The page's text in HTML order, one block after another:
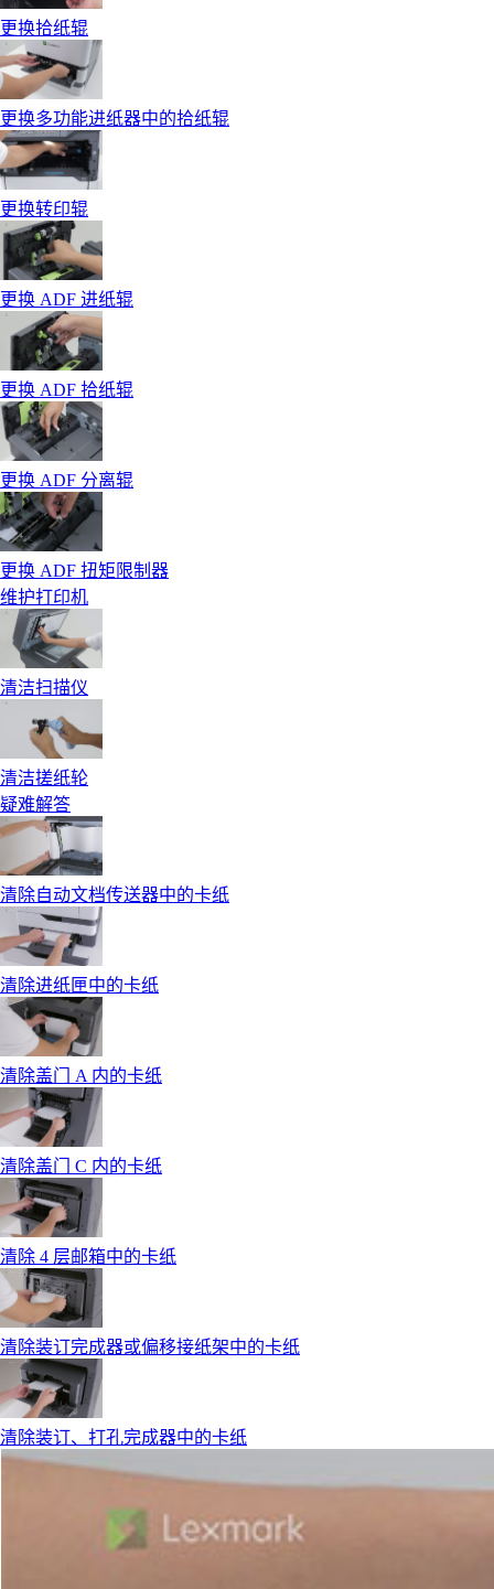
更换拾纸辊
更换多功能进纸器中的拾纸辊
更换转印辊
更换 ADF 进纸辊
更换 ADF 拾纸辊
更换 ADF 分离辊
更换 ADF 扭矩限制器
维护打印机
清洁扫描仪
清洁搓纸轮
疑难解答
清除自动文档传送器中的卡纸
清除进纸匣中的卡纸
清除盖门 A 内的卡纸
清除盖门 C 内的卡纸
清除 4 层邮箱中的卡纸
清除装订完成器或偏移接纸架中的卡纸
清除装订、打孔完成器中的卡纸